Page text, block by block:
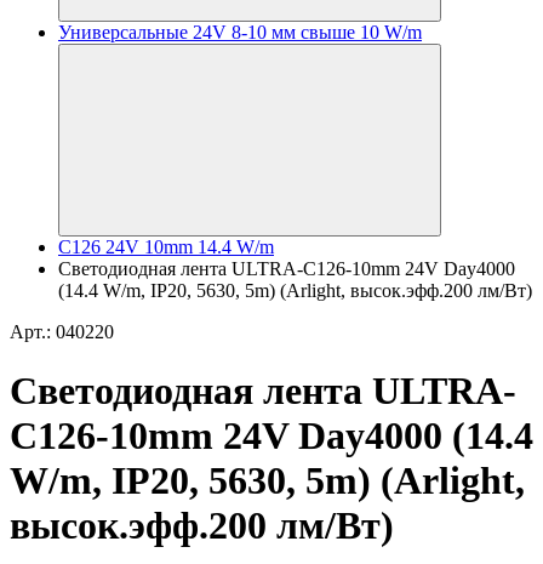
Универсальные 24V 8-10 мм свыше 10 W/m
C126 24V 10mm 14.4 W/m
Светодиодная лента ULTRA-C126-10mm 24V Day4000
(14.4 W/m, IP20, 5630, 5m) (Arlight, высок.эфф.200 лм/Вт)
Арт.: 040220
Светодиодная лента ULTRA-
C126-10mm 24V Day4000 (14.4
W/m, IP20, 5630, 5m) (Arlight,
высок.эфф.200 лм/Вт)